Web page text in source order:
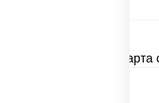
Карта